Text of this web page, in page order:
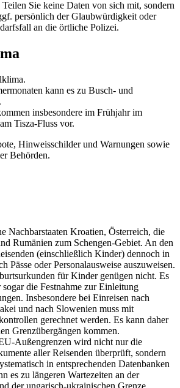
Teilen Sie keine Daten von sich mit, sondern
persönlich der Glaubwürdigkeit oder
an die örtliche Polizei.
kann es zu Busch- und
insbesondere im Frühjahr im
Tisza-Fluss vor.
Hinweisschilder und Warnungen sowie
Behörden.
Nachbarstaaten Kroatien, Österreich, die
Rumänien zum Schengen-Gebiet. An den
(einschließlich Kinder) dennoch in
Pässe oder Personalausweise auszuweisen.
für Kinder genügen nicht. Es
die Festnahme zur Einleitung
Insbesondere bei Einreisen nach
und nach Slowenien muss mit
gerechnet werden. Es kann daher
Grenzübergängen kommen.
Außengrenzen wird nicht nur die
aller Reisenden überprüft, sondern
in entsprechenden Datenbanken
es zu längeren Wartezeiten an der